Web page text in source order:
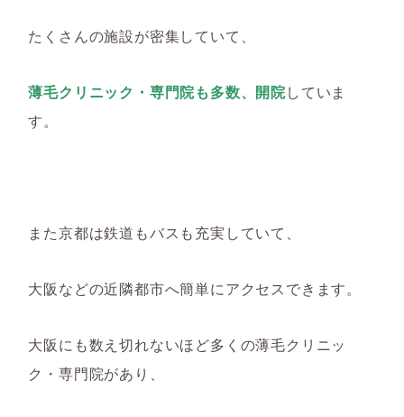
たくさんの施設が密集していて、
薄毛クリニック・専門院も多数、開院していま
す。
また京都は鉄道もバスも充実していて、
大阪などの近隣都市へ簡単にアクセスできます。
大阪にも数え切れないほど多くの薄毛クリニッ
ク・専門院があり、